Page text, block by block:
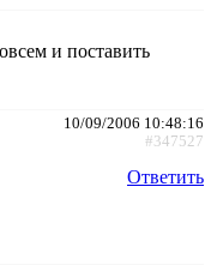
и поставить
10/09/2006 10:48:16
#347527
Ответить